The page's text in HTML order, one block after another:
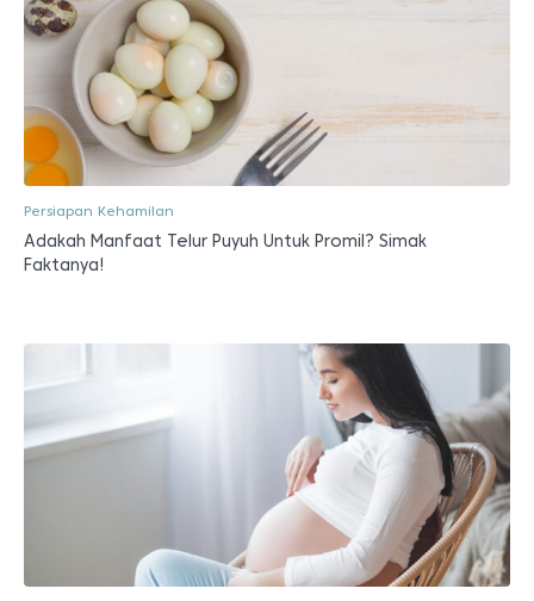
Persiapan Kehamilan
Adakah Manfaat Telur Puyuh Untuk Promil? Simak
Faktanya!